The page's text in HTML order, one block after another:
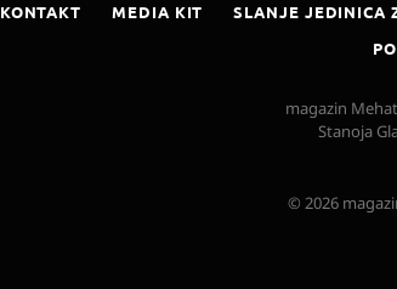
KONTAKT MEDIA KIT SLANJE JEDINICA
magazin
Stanoja
© 2026